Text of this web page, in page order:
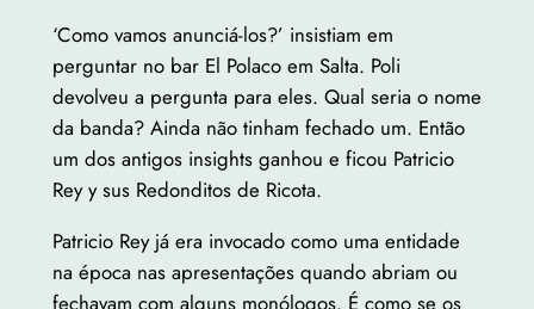
‘Como vamos anunciá-los?’ insistiam em
perguntar no bar El Polaco em Salta. Poli
devolveu a pergunta para eles. Qual seria o nome
da banda? Ainda não tinham fechado um. Então
um dos antigos insights ganhou e ficou Patricio
Rey y sus Redonditos de Ricota.
Patricio Rey já era invocado como uma entidade
na época nas apresentações quando abriam ou
fechavam com alguns monólogos. É como se os